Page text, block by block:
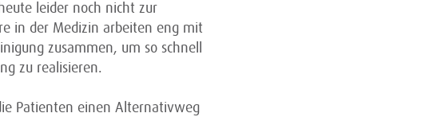
leider noch nicht zur
in der Medizin arbeiten eng mit
zusammen, um so schnell
zu realisieren.
Patienten einen Alternativweg